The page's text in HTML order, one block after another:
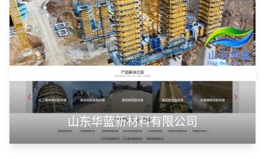
山东华蓝新材料有限公司